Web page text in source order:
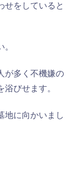
せをしていると
が多く不機嫌の
びせます。
地に向かいまし